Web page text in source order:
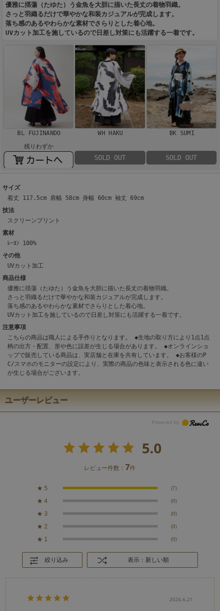
優雅に揺蕩（たゆた）う金魚を大胆に描いた長丈の着物羽織。
さっと羽織るだけで華やかな和装カジュアルが完成します。
落ち感のあるやわらかな素材でさらりとした着心地。
UVカット加工を施しているので日差し対策にも活躍する一着です。
BL FUJINANDO
残りわずか
WH HAKU
SOLD OUT
BK SUMI
SOLD OUT
サイズ
着丈 117.5cm 肩幅 58cm 身幅 60cm 袖丈 69cm
技法
スクリーンプリント
素材
ﾚｰﾖﾝ 100%
その他
UVカット加工
商品仕様
優雅に揺蕩（たゆた）う金魚を大胆に描いた長丈の着物羽織。
さっと羽織るだけで華やかな和装カジュアルが完成します。
落ち感のあるやわらかな素材でさらりとした着心地。
UVカット加工を施しているので日差し対策にも活躍する一着です。
注意事項
こちらの商品は職人による手作りとなります。 ◆生地の取り方により1点1点
柄の出方・配置、形や色に誤差が生じる場合があります。 ◆オンラインショ
ップで販売している商品は、実店舗と在庫を共有しています。 ◆お客様のP
C/スマホのモニターの設定により、実際の商品の色味と表示される色に違い
が生じる場合がございます。
ユーザーレビュー
5.0
レビュー件数： 7件
★ 5 (7)
★ 4 (0)
★ 3 (0)
★ 2 (0)
★ 1 (0)
絞り込み 表示：新しい順
2026.6.21